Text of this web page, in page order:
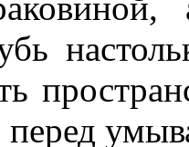
перед